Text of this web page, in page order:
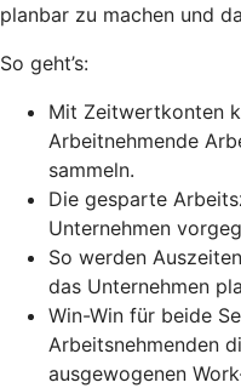
planbar zu machen und
So geht’s:
Mit Zeitwertkonten
Arbeitnehmende
sammeln.
Die gesparte
Unternehmen
So werden
das Unternehmen
Win-Win für beide
Arbeitsnehmenden
ausgewogenen